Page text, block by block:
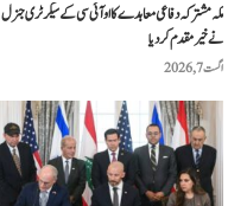
مکہ مشترکہ دفاعی معاہدے کا او آئی سی کے سیکرٹری جنرل
نے خیرمقدم کردیا
اگست 7, 2026